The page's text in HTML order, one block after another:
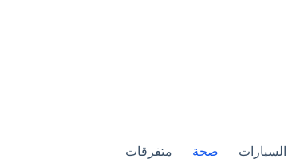
السيارات صحة متفرقات